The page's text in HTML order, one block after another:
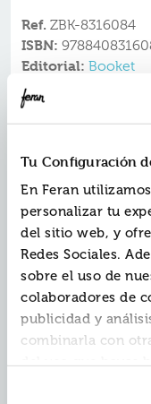
Tu Configuración
En Feran
personalizar tu
del sitio web, y
Redes Sociales.
sobre el uso de
colaboradores de
publicidad y
combinarla con
del uso que hayas
Ref. ZBK-8316084
ISBN:
Editorial: Booket
Autor:
Colección:
Fecha de edición:
Vuela... o muere.
fenómeno de
con un nuevo
irresistible. «¡La
adictiva que he
autora de la Serie
Violet Sorrengail
al Cuadrante de
estudiando sus
que tanto le
Basgiath, luchan